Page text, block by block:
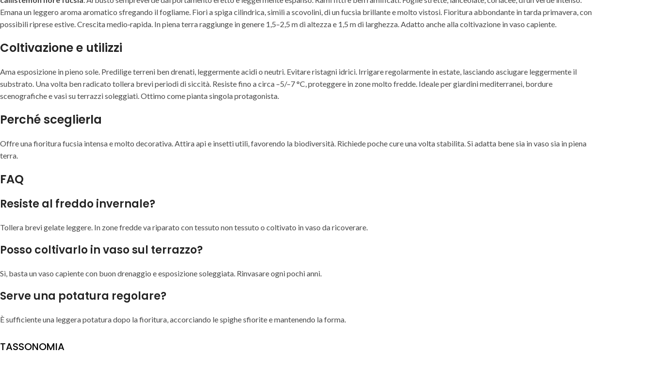
Emana un leggero aroma aromatico sfregando il fogliame. Fiori a spiga cilindrica, simili a scovolini, di un fucsia brillante e molto vistosi. Fioritura abbondante in tarda primavera, con
possibili riprese estive. Crescita medio‑rapida. In piena terra raggiunge in genere 1,5–2,5 m di altezza e 1,5 m di larghezza. Adatto anche alla coltivazione in vaso capiente.
Coltivazione e utilizzi
Ama esposizione in pieno sole. Predilige terreni ben drenati, leggermente acidi o neutri. Evitare ristagni idrici. Irrigare regolarmente in estate, lasciando asciugare leggermente il
substrato. Una volta ben radicato tollera brevi periodi di siccità. Resiste fino a circa –5/–7 °C, proteggere in zone molto fredde. Ideale per giardini mediterranei, bordure
scenografiche e vasi su terrazzi soleggiati. Ottimo come pianta singola protagonista.
Perché sceglierla
Offre una fioritura fucsia intensa e molto decorativa. Attira api e insetti utili, favorendo la biodiversità. Richiede poche cure una volta stabilita. Si adatta bene sia in vaso sia in piena
terra.
FAQ
Resiste al freddo invernale?
Tollera brevi gelate leggere. In zone fredde va riparato con tessuto non tessuto o coltivato in vaso da ricoverare.
Posso coltivarlo in vaso sul terrazzo?
Sì, basta un vaso capiente con buon drenaggio e esposizione soleggiata. Rinvasare ogni pochi anni.
Serve una potatura regolare?
È sufficiente una leggera potatura dopo la fioritura, accorciando le spighe sfiorite e mantenendo la forma.
TASSONOMIA